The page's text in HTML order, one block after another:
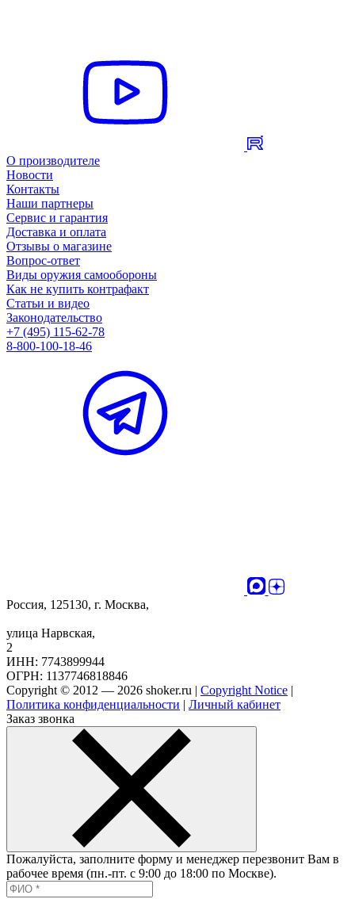
О производителе
Новости
Контакты
Наши партнеры
Сервис и гарантия
Доставка и оплата
Отзывы о магазине
Вопрос-ответ
Виды оружия самообороны
Как не купить контрафакт
Статьи и видео
Законодательство
+7 (495) 115-62-78
8-800-100-18-46
Россия, 125130, г. Москва,
улица Нарвская,
2
ИНН: 7743899944
ОГРН: 1137746818846
Copyright © 2012 — 2026 shoker.ru | Copyright Notice |
Политика конфиденциальности | Личный кабинет
Заказ звонка
Пожалуйста, заполните форму и менеджер перезвонит Вам в
рабочее время (пн.-пт. с 9:00 до 18:00 по Москве).